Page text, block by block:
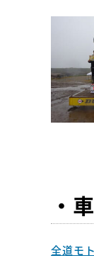
・
全道モ